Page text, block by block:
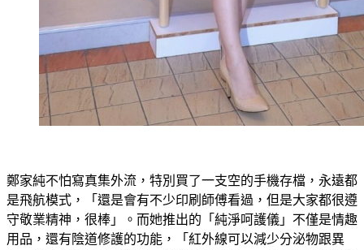
鄭家純不怕寫真集外流，特別買了一支空的手機存檔，永遠都
是飛航模式，「還是會有不少印刷師傅看過，但是大家都很遵
守敬業精神，很棒」。而她推出的「純淨呵護儀」不僅是情趣